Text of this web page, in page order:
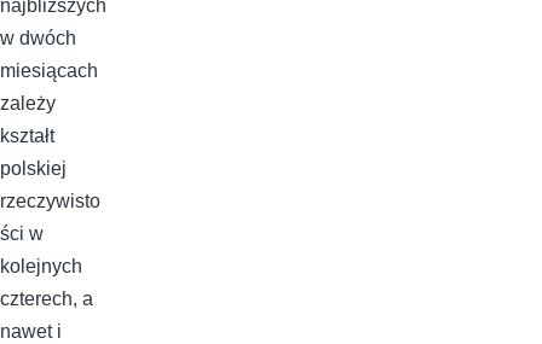
najbliższych
w dwóch
miesiącach
zależy
kształt
polskiej
rzeczywisto
ści w
kolejnych
czterech, a
nawet i